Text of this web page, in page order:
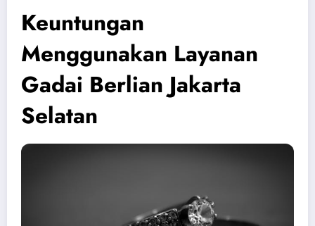
Keuntungan
Menggunakan Layanan
Gadai Berlian Jakarta
Selatan